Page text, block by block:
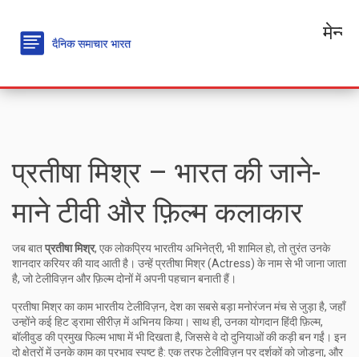
मेन्यू
प्रतीषा मिश्र – भारत की जाने-
माने टीवी और फ़िल्म कलाकार
जब बातप्रतीषा मिश्र, एक लोकप्रिय भारतीय अभिनेत्री, भी शामिल हो, तो तुरंत उनके
शानदार करियर की याद आती है। उन्हेंप्रतीषा मिश्र (Actress) के नाम से भी जाना जाता
है, जो टेलीविज़न और फ़िल्म दोनों में अपनी पहचान बनाती हैं।
प्रतीषा मिश्र का कामभारतीय टेलीविज़न, देश का सबसे बड़ा मनोरंजन मंचसे जुड़ा है, जहाँ
उन्होंने कई हिट ड्रामा सीरीज़ में अभिनय किया। साथ ही, उनका योगदानहिंदी फ़िल्म,
बॉलीवुड की प्रमुख फिल्म भाषामें भी दिखता है, जिससे वे दो दुनियाओं की कड़ी बन गईं। इन
दो क्षेत्रों में उनके काम का प्रभाव स्पष्ट है: एक तरफ टेलीविज़न पर दर्शकों को जोड़ना, और